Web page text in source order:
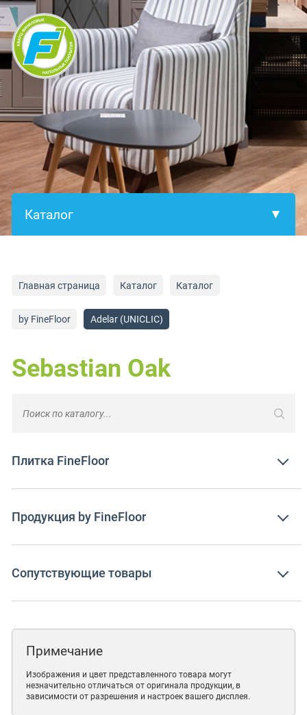
Главная страница Каталог Каталог
by FineFloor Adelar (UNICLIC)
Sebastian Oak
Плитка FineFloor
Продукция by FineFloor
Сопутствующие товары
Примечание
Изображения и цвет представленного товара могут
незначительно отличаться от оригинала продукции, в
зависимости от разрешения и настроек вашего дисплея.
×